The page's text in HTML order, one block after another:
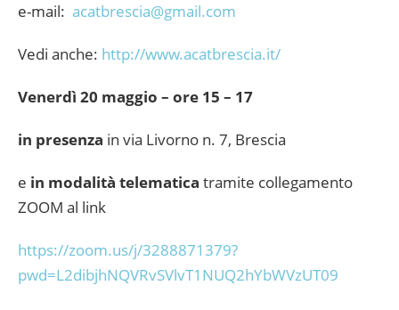
e-mail: acatbrescia@gmail.com
Vedi anche: http://www.acatbrescia.it/
Venerdì 20 maggio – ore 15 – 17
in presenza in via Livorno n. 7, Brescia
e in modalità telematica tramite collegamento
ZOOM al link
https://zoom.us/j/3288871379?
pwd=L2dibjhNQVRvSVlvT1NUQ2hYbWVzUT09